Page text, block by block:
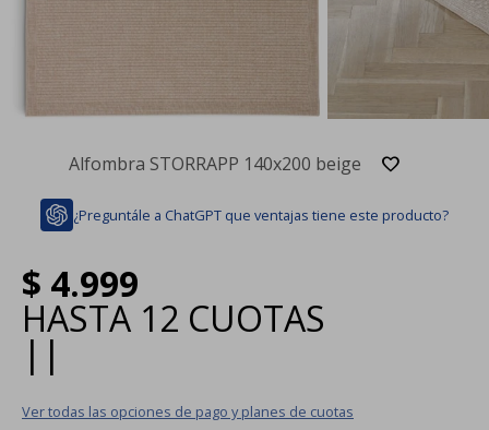
Alfombra STORRAPP 140x200 beige
¿Preguntále a ChatGPT que ventajas tiene este producto?
$ 4.999
HASTA 12 CUOTAS
| |
Ver todas las opciones de pago y planes de cuotas